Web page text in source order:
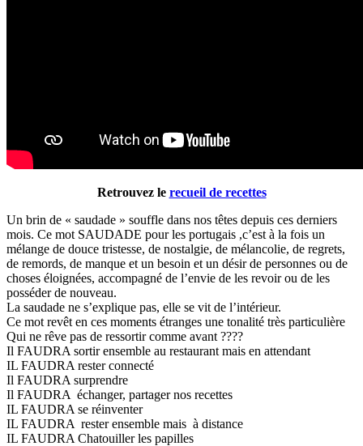
Retrouvez le recueil de recettes
Un brin de « saudade » souffle dans nos têtes depuis ces derniers
mois. Ce mot SAUDADE pour les portugais ,c’est à la fois un
mélange de douce tristesse, de nostalgie, de mélancolie, de regrets,
de remords, de manque et un besoin et un désir de personnes ou de
choses éloignées, accompagné de l’envie de les revoir ou de les
posséder de nouveau.
La saudade ne s’explique pas, elle se vit de l’intérieur.
Ce mot revêt en ces moments étranges une tonalité très particulière
Qui ne rêve pas de ressortir comme avant ????
Il FAUDRA sortir ensemble au restaurant mais en attendant
IL FAUDRA rester connecté
Il FAUDRA surprendre
Il FAUDRA échanger, partager nos recettes
IL FAUDRA se réinventer
IL FAUDRA rester ensemble mais à distance
IL FAUDRA Chatouiller les papilles